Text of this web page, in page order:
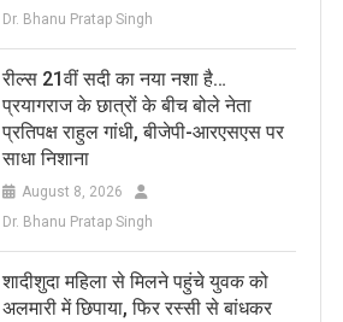
Dr. Bhanu Pratap Singh
रील्स 21वीं सदी का नया नशा है…
प्रयागराज के छात्रों के बीच बोले नेता
प्रतिपक्ष राहुल गांधी, बीजेपी-आरएसएस पर
साधा निशाना
August 8, 2026
Dr. Bhanu Pratap Singh
शादीशुदा महिला से मिलने पहुंचे युवक को
अलमारी में छिपाया, फिर रस्सी से बांधकर